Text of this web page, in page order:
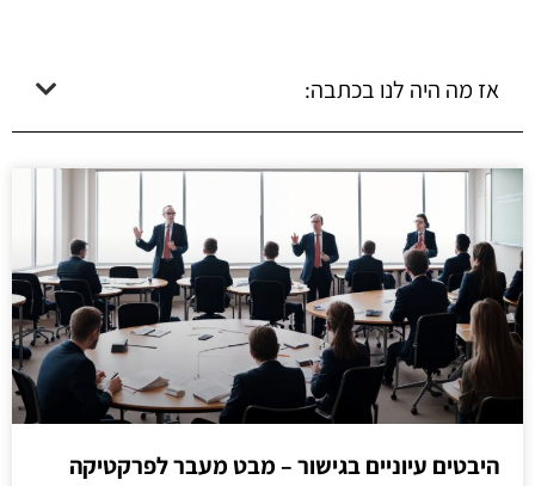
אז מה היה לנו בכתבה:
היבטים עיוניים בגישור – מבט מעבר לפרקטיקה